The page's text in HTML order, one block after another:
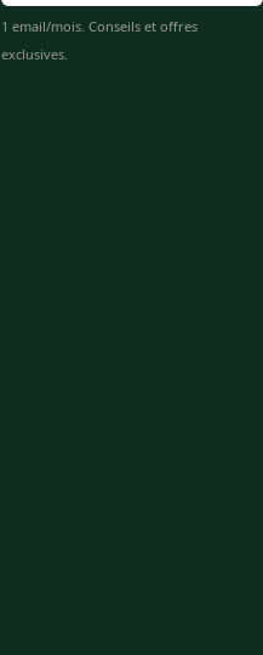
1 email/mois. Conseils et offres
exclusives.